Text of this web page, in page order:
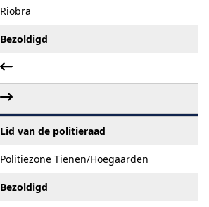
Riobra
Bezoldigd
Lid van de politieraad
Politiezone Tienen/Hoegaarden
Bezoldigd